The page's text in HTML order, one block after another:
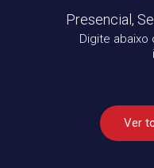
Presencial,
Digite abaixo
Ver